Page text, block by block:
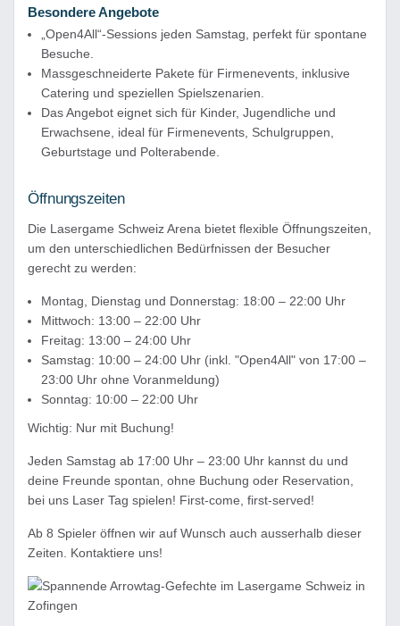
Besondere Angebote
„Open4All“-Sessions jeden Samstag, perfekt für spontane
Besuche.
Massgeschneiderte Pakete für Firmenevents, inklusive
Catering und speziellen Spielszenarien.
Das Angebot eignet sich für Kinder, Jugendliche und
Erwachsene, ideal für Firmenevents, Schulgruppen,
Geburtstage und Polterabende.
Öffnungszeiten
Die Lasergame Schweiz Arena bietet flexible Öffnungszeiten,
um den unterschiedlichen Bedürfnissen der Besucher
gerecht zu werden:
Montag, Dienstag und Donnerstag: 18:00 – 22:00 Uhr
Mittwoch: 13:00 – 22:00 Uhr
Freitag: 13:00 – 24:00 Uhr
Samstag: 10:00 – 24:00 Uhr (inkl. "Open4All" von 17:00 –
23:00 Uhr ohne Voranmeldung)
Sonntag: 10:00 – 22:00 Uhr
Wichtig: Nur mit Buchung!
Jeden Samstag ab 17:00 Uhr – 23:00 Uhr kannst du und
deine Freunde spontan, ohne Buchung oder Reservation,
bei uns Laser Tag spielen! First-come, first-served!
Ab 8 Spieler öffnen wir auf Wunsch auch ausserhalb dieser
Zeiten. Kontaktiere uns!